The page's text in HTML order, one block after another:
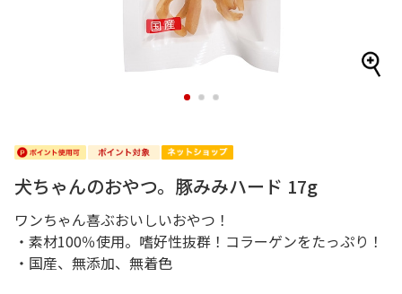
1 2 3
犬ちゃんのおやつ。豚みみハード 17g
ワンちゃん喜ぶおいしいおやつ！
・素材100％使用。嗜好性抜群！コラーゲンをたっぷり！
・国産、無添加、無着色